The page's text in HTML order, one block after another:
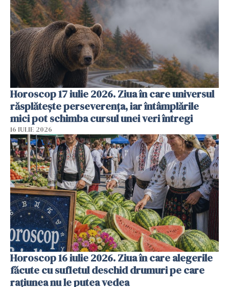
Horoscop 17 iulie 2026. Ziua în care universul
răsplătește perseverența, iar întâmplările
mici pot schimba cursul unei veri întregi
16 IULIE 2026
Horoscop 16 iulie 2026. Ziua în care alegerile
făcute cu sufletul deschid drumuri pe care
rațiunea nu le putea vedea